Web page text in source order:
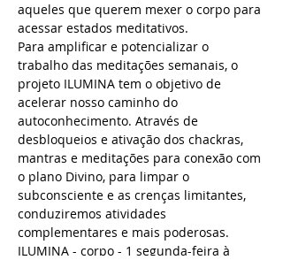
aqueles que querem mexer o corpo para
acessar estados meditativos.
Para amplificar e potencializar o
trabalho das meditações semanais, o
projeto ILUMINA tem o objetivo de
acelerar nosso caminho do
autoconhecimento. Através de
desbloqueios e ativação dos chackras,
mantras e meditações para conexão com
o plano Divino, para limpar o
subconsciente e as crenças limitantes,
conduziremos atividades
complementares e mais poderosas.
ILUMINA - corpo - 1 segunda-feira à